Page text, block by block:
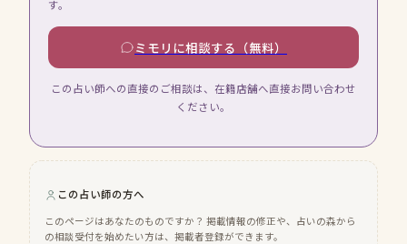
す。
ミモリに相談する（無料）
この占い師への直接のご相談は、在籍店舗へ直接お問い合わせ
ください。
この占い師の方へ
このページはあなたのものですか？ 掲載情報の修正や、占いの森から
の相談受付を始めたい方は、掲載者登録ができます。